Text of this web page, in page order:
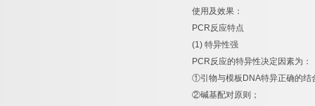
使用及效果：
PCR反应特点
(1) 特异性强
PCR反应的特异性决定因素为：
①引物与模板 DNA特异正确的结
②碱基配对原则；